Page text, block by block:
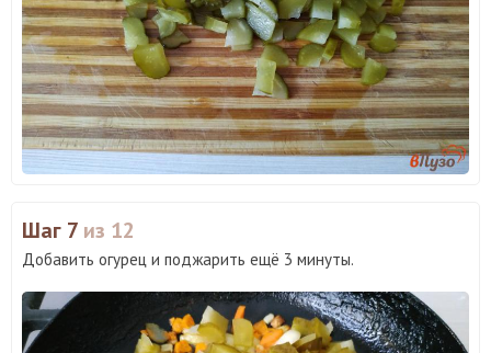
Шаг 7 из 12
Добавить огурец и поджарить ещё 3 минуты.